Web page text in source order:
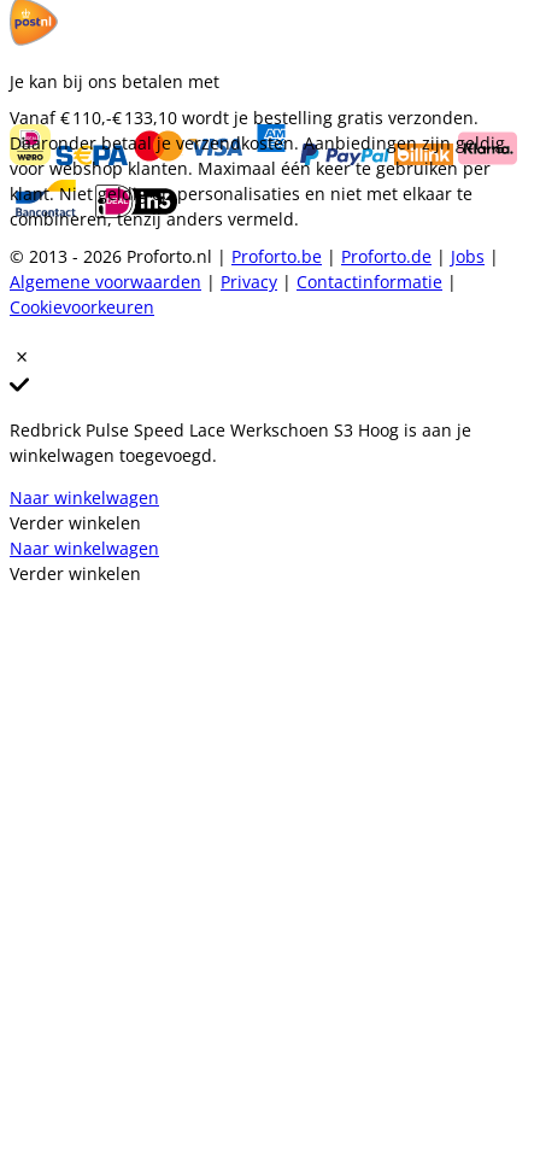
Je kan bij ons betalen met
Vanaf€ 110,-€ 133,10 wordt je bestelling gratis verzonden.
Daaronder betaal je verzendkosten. Aanbiedingen zijn geldig
voor webshop klanten. Maximaal één keer te gebruiken per
klant. Niet geldig op personalisaties en niet met elkaar te
combineren, tenzij anders vermeld.
© 2013 - 2026 Proforto.nl | Proforto.be | Proforto.de | Jobs |
Algemene voorwaarden | Privacy | Contactinformatie |
Cookievoorkeuren
Redbrick Pulse Speed Lace Werkschoen S3 Hoog is aan je
winkelwagen toegevoegd.
Naar winkelwagen
Verder winkelen
Naar winkelwagen
Verder winkelen